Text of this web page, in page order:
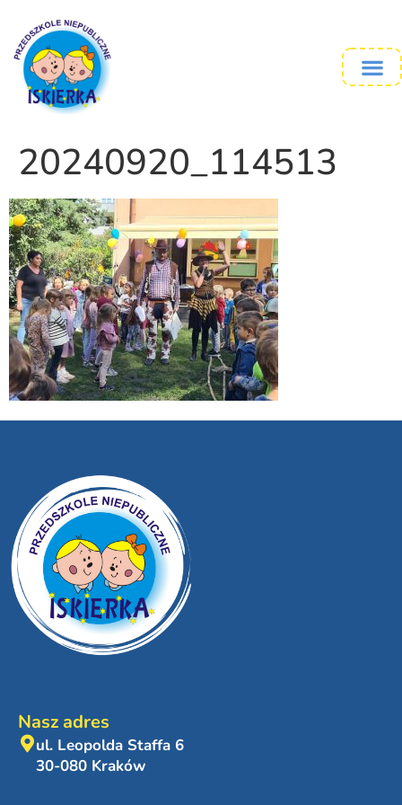
20240920_114513
Nasz adres
ul. Leopolda Staffa 6
30-080 Kraków